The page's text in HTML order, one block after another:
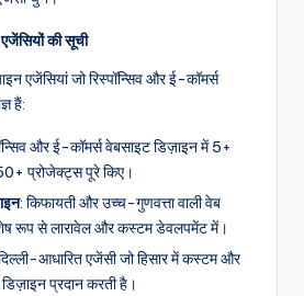
एजेंसियों की सूची
एजेंसियां जो रिस्पॉन्सिव और ई-कॉमर्स
हैं:
और ई-कॉमर्स वेबसाइट डिज़ाइन में 5+
प्रोजेक्ट्स पूरे किए।
: किफायती और उच्च-गुणवत्ता वाली वेब
रूप से लारावेल और कस्टम डेवलपमेंट में।
आधारित एजेंसी जो हिसार में कस्टम और
प्रदान करती है।